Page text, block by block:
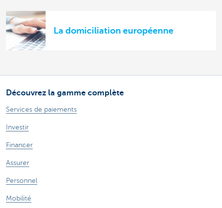
La domiciliation européenne
Découvrez la gamme complète
Services de paiements
Investir
Financer
Assurer
Personnel
Mobilité